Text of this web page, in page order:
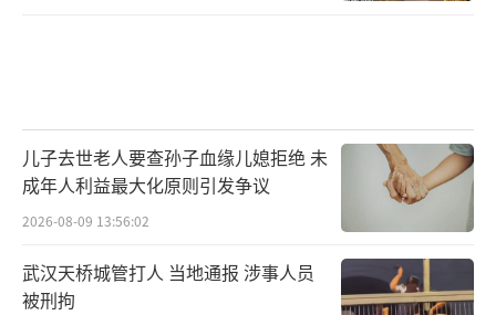
儿子去世老人要查孙子血缘儿媳拒绝 未
成年人利益最大化原则引发争议
2026-08-09 13:56:02
武汉天桥城管打人 当地通报 涉事人员
被刑拘